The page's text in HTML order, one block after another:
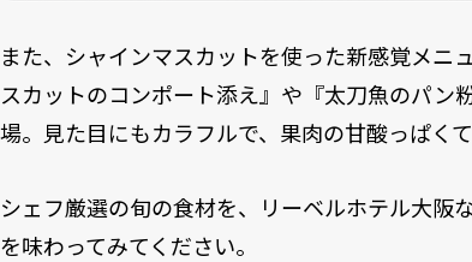
また、シャインマスカットを使った新感覚メニ
スカットのコンポート添え』や『太刀魚のパン
場。見た目にもカラフルで、果肉の甘酸っぱく
シェフ厳選の旬の食材を、リーベルホテル大阪
を味わってみてください。